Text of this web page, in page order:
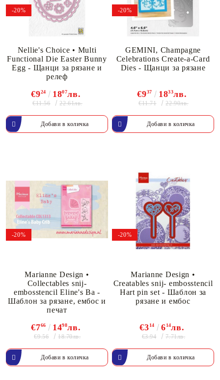
-20%
Nellie's Choice • Multi
Functional Die Easter Bunny
Egg - Щанци за рязане и
релеф
€924 1807лв.
€11.56 22.61лв.
-20%
GEMINI, Champagne
Celebrations Create-a-Card
Dies - Щанци за рязане
€937 1833лв.
€11.71 22.90лв.
-20%
Marianne Design •
Collectables snij-
embosstencil Eline's Ba -
Шаблон за рязане, ембос и
печат
€766 1498лв.
€9.56 18.70лв.
-20%
Marianne Design •
Creatables snij- embosstencil
Hart pin set - Шаблон за
рязане и ембос
€314 614лв.
€3.94 7.71лв.